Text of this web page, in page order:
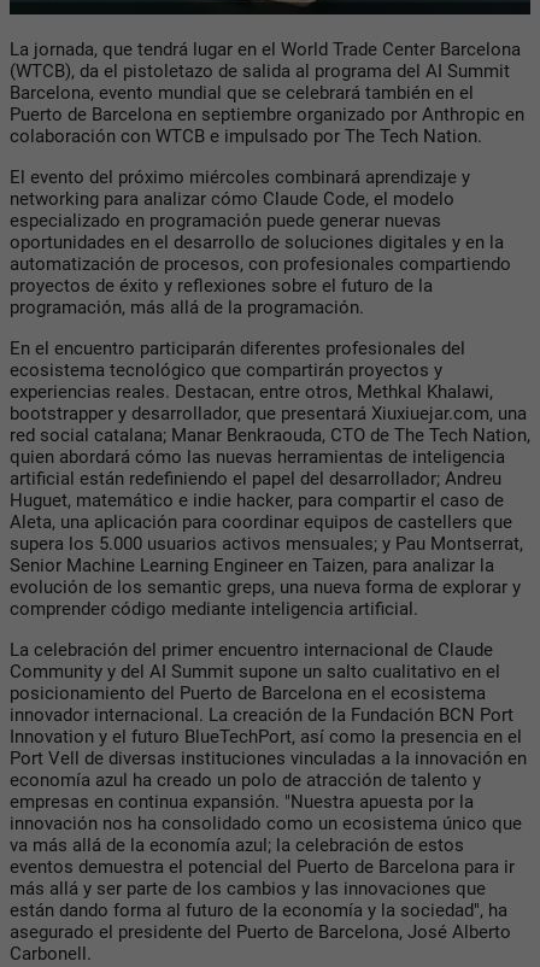
La jornada, que tendrá lugar en el World Trade Center Barcelona
(WTCB), da el pistoletazo de salida al programa del AI Summit
Barcelona, ​​evento mundial que se celebrará también en el
Puerto de Barcelona en septiembre organizado por Anthropic en
colaboración con WTCB e impulsado por The Tech Nation.
El evento del próximo miércoles combinará aprendizaje y
networking para analizar cómo Claude Code, el modelo
especializado en programación puede generar nuevas
oportunidades en el desarrollo de soluciones digitales y en la
automatización de procesos, con profesionales compartiendo
proyectos de éxito y reflexiones sobre el futuro de la
programación, más allá de la programación.
En el encuentro participarán diferentes profesionales del
ecosistema tecnológico que compartirán proyectos y
experiencias reales. Destacan, entre otros, Methkal Khalawi,
bootstrapper y desarrollador, que presentará Xiuxiuejar.com, una
red social catalana; Manar Benkraouda, CTO de The Tech Nation,
quien abordará cómo las nuevas herramientas de inteligencia
artificial están redefiniendo el papel del desarrollador; Andreu
Huguet, matemático e indie hacker, para compartir el caso de
Aleta, una aplicación para coordinar equipos de castellers que
supera los 5.000 usuarios activos mensuales; y Pau Montserrat,
Senior Machine Learning Engineer en Taizen, para analizar la
evolución de los semantic greps, una nueva forma de explorar y
comprender código mediante inteligencia artificial.
La celebración del primer encuentro internacional de Claude
Community y del AI Summit supone un salto cualitativo en el
posicionamiento del Puerto de Barcelona en el ecosistema
innovador internacional. La creación de la Fundación BCN Port
Innovation y el futuro BlueTechPort, así como la presencia en el
Port Vell de diversas instituciones vinculadas a la innovación en
economía azul ha creado un polo de atracción de talento y
empresas en continua expansión. "Nuestra apuesta por la
innovación nos ha consolidado como un ecosistema único que
va más allá de la economía azul; la celebración de estos
eventos demuestra el potencial del Puerto de Barcelona para ir
más allá y ser parte de los cambios y las innovaciones que
están dando forma al futuro de la economía y la sociedad", ha
asegurado el presidente del Puerto de Barcelona, ​​José Alberto
Carbonell.